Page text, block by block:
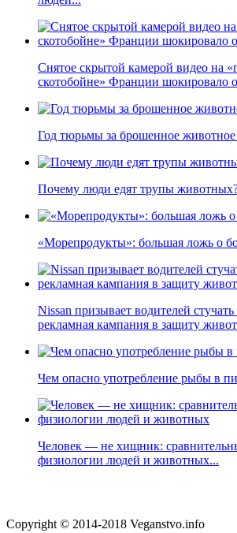
Снятое скрытой камерой видео на
скотобойне» Франции шокировало
Год тюрьмы за брошенное
Почему люди едят трупы
«Морепродукты»: большая ложь о
Nissan призывает водителей
рекламная кампания в защиту
Чем опасно употребление рыбы в
Человек — не хищник:
физиологии людей и животных...
Copyright © 2014-2018 Veganstvo.info